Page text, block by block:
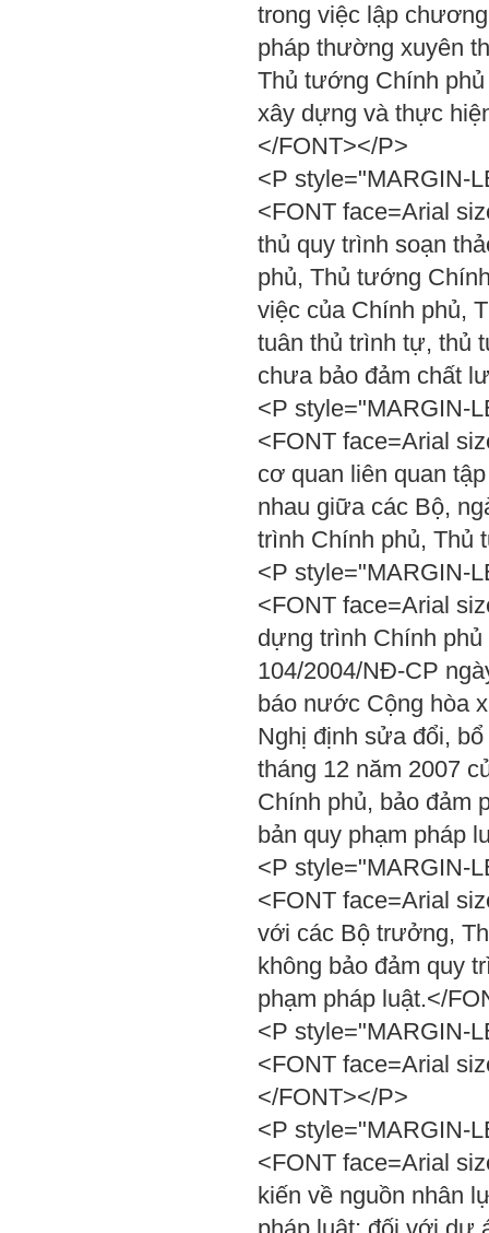
trong việc lập
pháp thường xuyên
Thủ tướng Chính
xây dựng và thực
</FONT></P>
<P style="MARGIN-
<FONT face=Arial
thủ quy trình soạn
phủ, Thủ tướng
việc của Chính phủ,
tuân thủ trình tự, thủ
chưa bảo đảm chất
<P style="MARGIN-
<FONT face=Arial
cơ quan liên quan
nhau giữa các Bộ,
trình Chính phủ, Thủ
<P style="MARGIN-
<FONT face=Arial
dựng trình Chính
104/2004/NĐ-CP
báo nước Cộng hòa
Nghị định sửa đổi,
tháng 12 năm 2007
Chính phủ, bảo đảm
bản quy phạm pháp
<P style="MARGIN-
<FONT face=Arial
với các Bộ trưởng,
không bảo đảm quy
phạm pháp luật.</
<P style="MARGIN-
<FONT face=Arial
</FONT></P>
<P style="MARGIN-
<FONT face=Arial
kiến về nguồn nhân